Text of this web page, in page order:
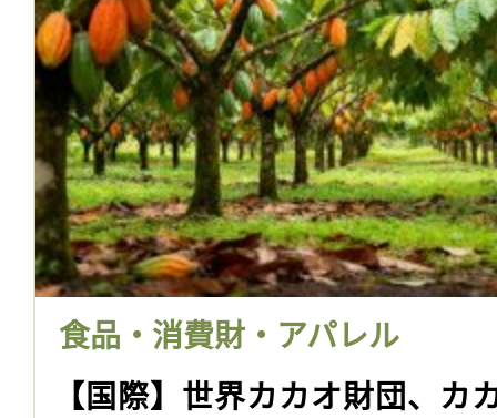
食品・消費財・アパレル
【国際】世界カカオ財団、カ